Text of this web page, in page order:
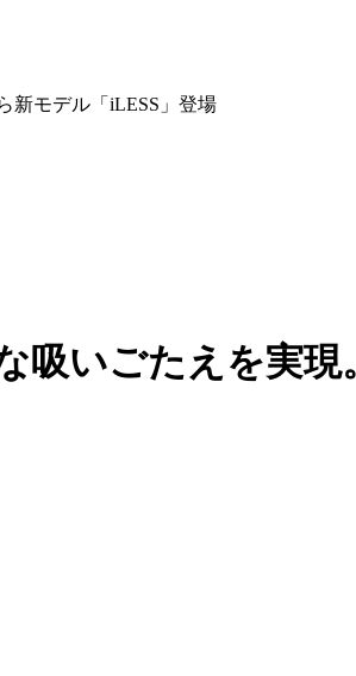
新モデル「iLESS」登場
吸いごたえを実現